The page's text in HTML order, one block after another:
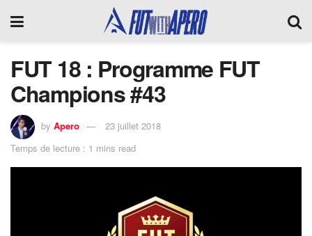
FUT 18 : Programme FUT
Champions #43
by Apero
23 juillet 2018
Temps de lecture : 1 mins read